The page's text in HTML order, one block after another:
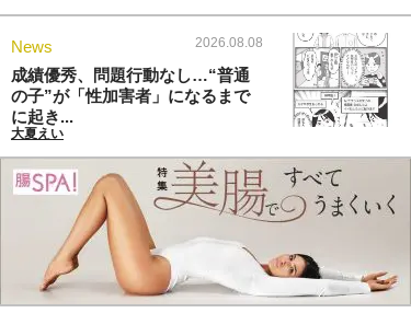
News 2026.08.08
成績優秀、問題行動なし…“普通
の子”が「性加害者」になるまで
に起き...
大夏えい